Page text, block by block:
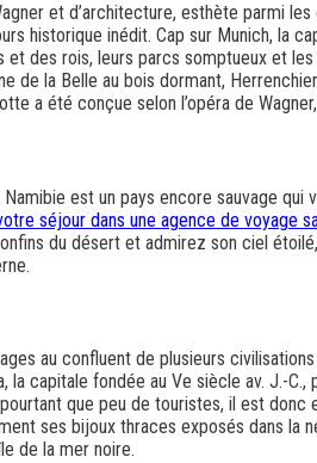
et d’architecture, esthète parmi
historique inédit. Cap sur Munich, la
des rois, leurs parcs somptueux et
de la Belle au bois dormant,
a été conçue selon l’opéra de
est un pays encore sauvage qui
séjour dans une agence de voyage
du désert et admirez son ciel
au confluent de plusieurs
capitale fondée au Ve siècle av. J.-
que peu de touristes, il est
ses bijoux thraces exposés dans la
de la mer noire.